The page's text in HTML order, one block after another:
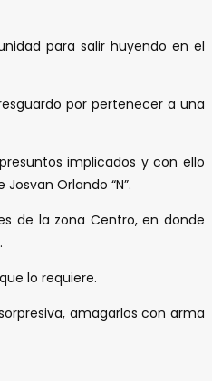
para salir huyendo en el
por pertenecer a una
implicados y con ello
Orlando “N”.
de la zona Centro, en donde
lo requiere.
amagarlos con arma